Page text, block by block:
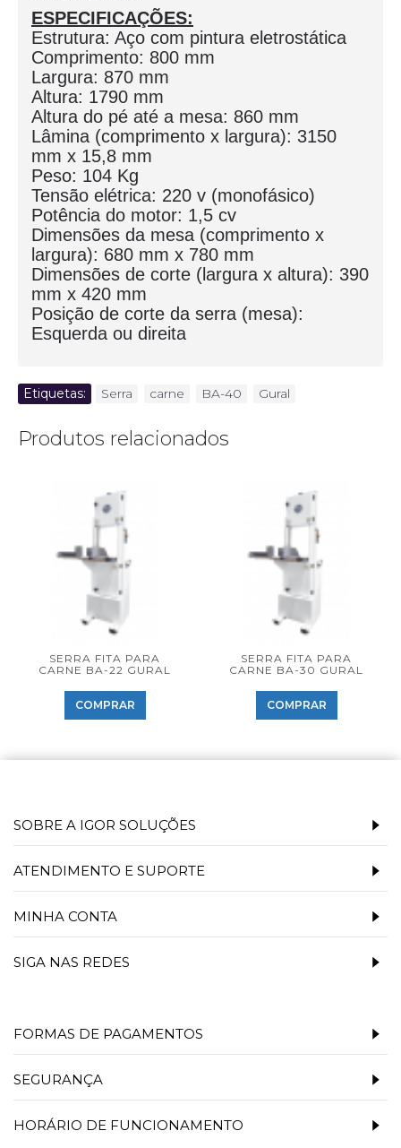
ESPECIFICAÇÕES:
Estrutura: Aço com pintura eletrostática
Comprimento: 800 mm
Largura: 870 mm
Altura: 1790 mm
Altura do pé até a mesa: 860 mm
Lâmina (comprimento x largura): 3150
mm x 15,8 mm
Peso: 104 Kg
Tensão elétrica: 220 v (monofásico)
Potência do motor: 1,5 cv
Dimensões da mesa (comprimento x
largura): 680 mm x 780 mm
Dimensões de corte (largura x altura): 390
mm x 420 mm
Posição de corte da serra (mesa):
Esquerda ou direita
Etiquetas: Serra carne BA-40 Gural
Produtos relacionados
SERRA FITA PARA
CARNE BA-22 GURAL
COMPRAR
SERRA FITA PARA
CARNE BA-30 GURAL
COMPRAR
SOBRE A IGOR SOLUÇÕES
ATENDIMENTO E SUPORTE
MINHA CONTA
SIGA NAS REDES
FORMAS DE PAGAMENTOS
SEGURANÇA
HORÁRIO DE FUNCIONAMENTO